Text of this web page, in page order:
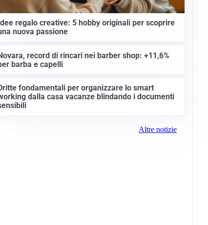
Idee regalo creative: 5 hobby originali per scoprire
nuova passione
record di rincari nei barber shop: +11,6%
barba e capelli
fondamentali per organizzare lo smart
dalla casa vacanze blindando i documenti
Altre notizie